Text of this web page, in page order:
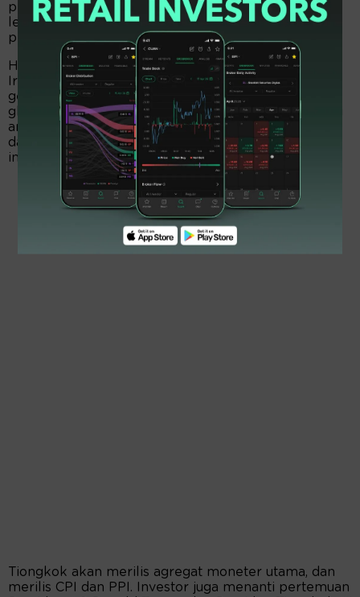
penyerapan tenaga kerja 115 ribu edisi April 2026,
lebih baik dari estimasi 55 ribu. Tingkat
pengangguran sesuai estimasi di level 4,3 persen.
Harga minyak mentah sedikit naik, setelah AS, dan
Iran saling baku tembak Selat Hormuz. Ketegangan
geopolitik Timur Tengah tetap menjadi fokus pasar
global di tengah gencatan senjata AS-Iran rentan. Di
antara rilis data ekonomi, investor akan mencermati
data CPI, dan PPI AS kala terjadi perpecahan di
internal the Fed.
Tiongkok akan merilis agregat moneter utama, dan
merilis CPI dan PPI. Investor juga menanti pertemuan